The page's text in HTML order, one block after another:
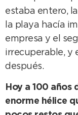
estaba entero,
la playa hacía
empresa y el
irrecuperable, y
después.
Hoy a 100 años
enorme hélice